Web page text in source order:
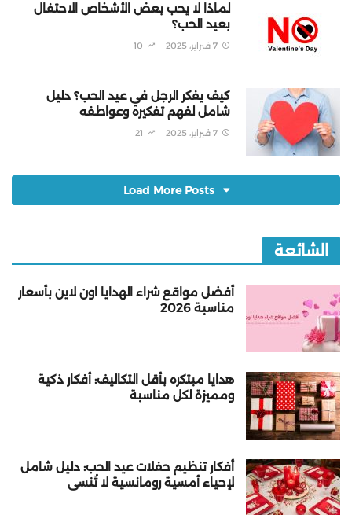
لماذا لا يحب بعض الأشخاص الاحتفال
بعيد الحب؟
7 فبراير، 2025 10
كيف يفكر الرجل في عيد الحب؟ دليل
شامل لفهم تفكيره وعواطفه
7 فبراير، 2025 21
Load More Posts
الشائعة
أفضل مواقع شراء الهدايا اون لاين بأسعار
مناسبة 2026
هدايا مبتكره بأقل التكاليف: أفكار ذكية
ومميزة لكل مناسبة
أفكار تنظيم حفلات عيد الحب: دليل شامل
لإحياء أمسية رومانسية لا تُنسى